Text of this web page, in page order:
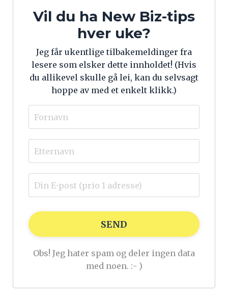
Vil du ha New Biz-tips
hver uke?
Jeg får ukentlige tilbakemeldinger fra
lesere som elsker dette innholdet! (Hvis
du allikevel skulle gå lei, kan du selvsagt
hoppe av med et enkelt klikk.)
SEND
Obs! Jeg hater spam og deler ingen data
med noen. :- )